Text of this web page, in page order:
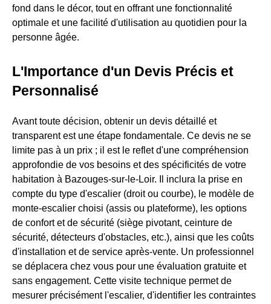
fond dans le décor, tout en offrant une fonctionnalité
optimale et une facilité d'utilisation au quotidien pour la
personne âgée.
L'Importance d'un Devis Précis et
Personnalisé
Avant toute décision, obtenir un devis détaillé et
transparent est une étape fondamentale. Ce devis ne se
limite pas à un prix ; il est le reflet d'une compréhension
approfondie de vos besoins et des spécificités de votre
habitation à Bazouges-sur-le-Loir. Il inclura la prise en
compte du type d'escalier (droit ou courbe), le modèle de
monte-escalier choisi (assis ou plateforme), les options
de confort et de sécurité (siège pivotant, ceinture de
sécurité, détecteurs d'obstacles, etc.), ainsi que les coûts
d'installation et de service après-vente. Un professionnel
se déplacera chez vous pour une évaluation gratuite et
sans engagement. Cette visite technique permet de
mesurer précisément l'escalier, d'identifier les contraintes